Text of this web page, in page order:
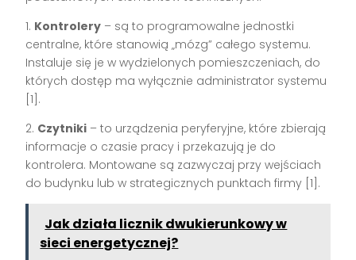
1. Kontrolery – są to programowalne jednostki
centralne, które stanowią „mózg” całego systemu.
Instaluje się je w wydzielonych pomieszczeniach, do
których dostęp ma wyłącznie administrator systemu
[1].
2. Czytniki – to urządzenia peryferyjne, które zbierają
informacje o czasie pracy i przekazują je do
kontrolera. Montowane są zazwyczaj przy wejściach
do budynku lub w strategicznych punktach firmy [1].
Jak działa licznik dwukierunkowy w
sieci energetycznej?